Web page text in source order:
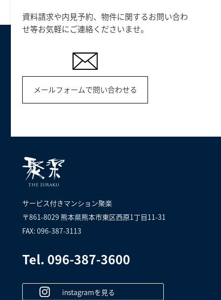
資料請求や内見予約、物件に関するお問い合わ
せ等お気軽にご連絡くださいませ。
メールフォームで問い合わせる
サービス付きマンション聚楽
〒861-8029 熊本県熊本市東区西原1丁目11-31
FAX: 096-387-3113
Tel. 096-387-3600
instagramを見る